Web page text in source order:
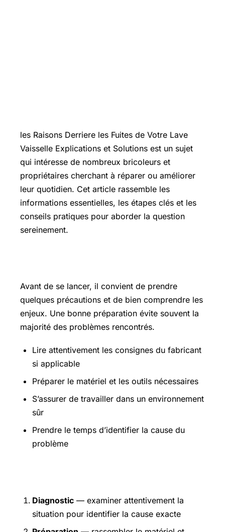
les Raisons Derriere les Fuites de Votre Lave
Vaisselle Explications et Solutions est un sujet
qui intéresse de nombreux bricoleurs et
propriétaires cherchant à réparer ou améliorer
leur quotidien. Cet article rassemble les
informations essentielles, les étapes clés et les
conseils pratiques pour aborder la question
sereinement.
Avant de se lancer, il convient de prendre
quelques précautions et de bien comprendre les
enjeux. Une bonne préparation évite souvent la
majorité des problèmes rencontrés.
Lire attentivement les consignes du fabricant
si applicable
Préparer le matériel et les outils nécessaires
S’assurer de travailler dans un environnement
sûr
Prendre le temps d’identifier la cause du
problème
Diagnostic — examiner attentivement la
situation pour identifier la cause exacte